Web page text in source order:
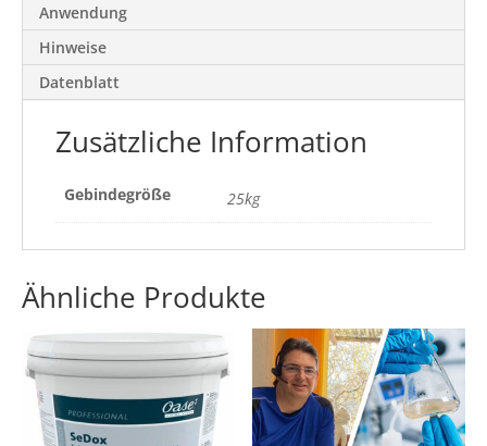
Anwendung
Hinweise
Datenblatt
Zusätzliche Information
Gebindegröße 25kg
Ähnliche Produkte